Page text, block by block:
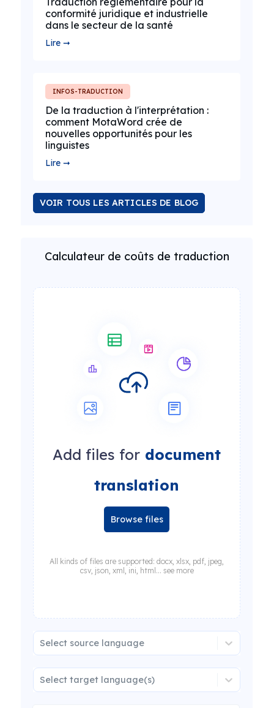
conformité juridique et industrielle
dans le secteur de la santé
Lire ➞
INFOS-TRADUCTION
De la traduction à l'interprétation :
comment MotaWord crée de
nouvelles opportunités pour les
linguistes
Lire ➞
VOIR TOUS LES ARTICLES DE BLOG
Calculateur de coûts de traduction
Add files for document
translation
Browse files
All kinds of files are supported: docx, xlsx, pdf, jpeg,
csv, json, xml, ini, html... see more
Select source language
Select target language(s)